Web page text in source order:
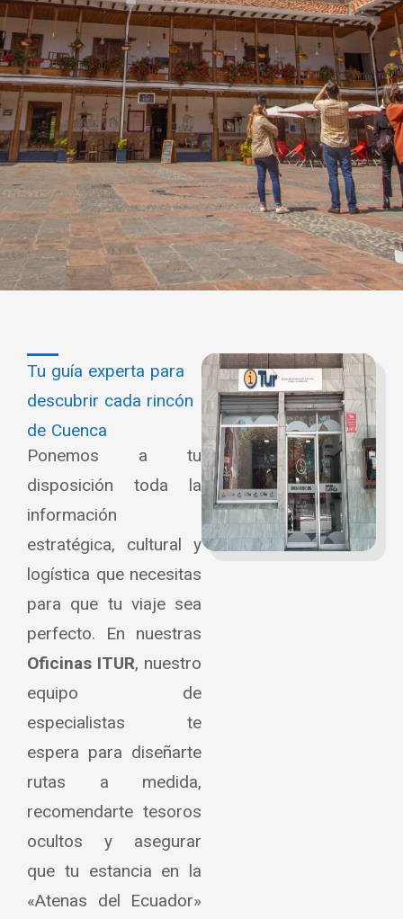
Tu guía experta para
descubrir cada rincón
de Cuenca
Ponemos a tu
disposición toda la
información
estratégica, cultural y
logística que necesitas
para que tu viaje sea
perfecto. En nuestras
Oficinas ITUR, nuestro
equipo de
especialistas te
espera para diseñarte
rutas a medida,
recomendarte tesoros
ocultos y asegurar
que tu estancia en la
«Atenas del Ecuador»